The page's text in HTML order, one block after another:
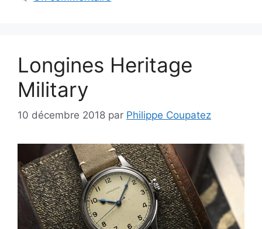
Longines Heritage
Military
10 décembre 2018 par Philippe Coupatez